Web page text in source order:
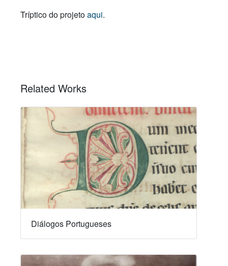
Tríptico do projetoaqui.
Related Works
Diálogos Portugueses